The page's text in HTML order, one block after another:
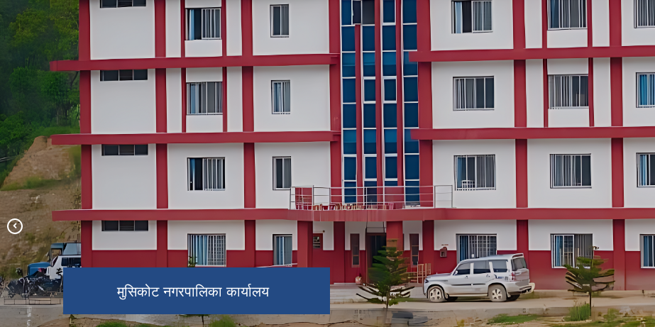
मुसिकोट नगरपालिका कार्यालय
सालिमे दह